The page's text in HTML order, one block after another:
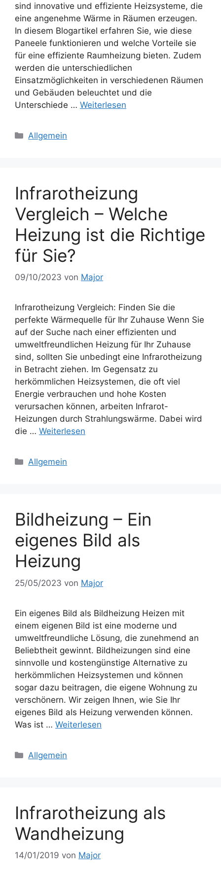
sind innovative und effiziente Heizsysteme, die
eine angenehme Wärme in Räumen erzeugen.
In diesem Blogartikel erfahren Sie, wie diese
Paneele funktionieren und welche Vorteile sie
für eine effiziente Raumheizung bieten. Zudem
werden die unterschiedlichen
Einsatzmöglichkeiten in verschiedenen Räumen
und Gebäuden beleuchtet und die
Unterschiede … Weiterlesen
Kategorien
Allgemein
Infrarotheizung
Vergleich – Welche
Heizung ist die Richtige
für Sie?
09/10/2023 von Major
Infrarotheizung Vergleich: Finden Sie die
perfekte Wärmequelle für Ihr Zuhause Wenn Sie
auf der Suche nach einer effizienten und
umweltfreundlichen Heizung für Ihr Zuhause
sind, sollten Sie unbedingt eine Infrarotheizung
in Betracht ziehen. Im Gegensatz zu
herkömmlichen Heizsystemen, die oft viel
Energie verbrauchen und hohe Kosten
verursachen können, arbeiten Infrarot-
Heizungen durch Strahlungswärme. Dabei wird
die … Weiterlesen
Kategorien
Allgemein
Bildheizung – Ein
eigenes Bild als
Heizung
25/05/2023 von Major
Ein eigenes Bild als Bildheizung Heizen mit
einem eigenen Bild ist eine moderne und
umweltfreundliche Lösung, die zunehmend an
Beliebtheit gewinnt. Bildheizungen sind eine
sinnvolle und kostengünstige Alternative zu
herkömmlichen Heizsystemen und können
sogar dazu beitragen, die eigene Wohnung zu
verschönern. Wir zeigen Ihnen, wie Sie Ihr
eigenes Bild als Heizung verwenden können.
Was ist … Weiterlesen
Kategorien
Allgemein
Infrarotheizung als
Wandheizung
14/01/2019 von Major